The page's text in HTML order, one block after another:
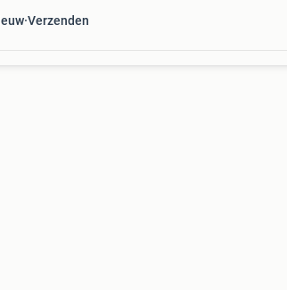
Verzenden